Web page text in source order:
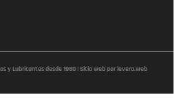
y Lubricantes desde 1980 | Sitio web por levera.web